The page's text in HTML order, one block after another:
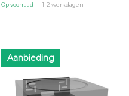
Op voorraad — 1-2 werkdagen
Aanbieding